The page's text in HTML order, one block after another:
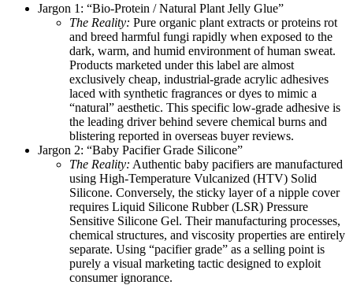
Jargon 1: “Bio-Protein / Natural Plant Jelly Glue”
The Reality: Pure organic plant extracts or proteins rot
and breed harmful fungi rapidly when exposed to the
dark, warm, and humid environment of human sweat.
Products marketed under this label are almost
exclusively cheap, industrial-grade acrylic adhesives
laced with synthetic fragrances or dyes to mimic a
“natural” aesthetic. This specific low-grade adhesive is
the leading driver behind severe chemical burns and
blistering reported in overseas buyer reviews.
Jargon 2: “Baby Pacifier Grade Silicone”
The Reality: Authentic baby pacifiers are manufactured
using High-Temperature Vulcanized (HTV) Solid
Silicone. Conversely, the sticky layer of a nipple cover
requires Liquid Silicone Rubber (LSR) Pressure
Sensitive Silicone Gel. Their manufacturing processes,
chemical structures, and viscosity properties are entirely
separate. Using “pacifier grade” as a selling point is
purely a visual marketing tactic designed to exploit
consumer ignorance.